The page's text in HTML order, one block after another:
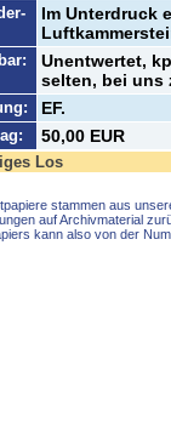
Im Unterdruck
Unentwertet,
selten, bei uns
EF.
50,00 EUR
Los
stammen aus
auf Archivmaterial
kann also von der